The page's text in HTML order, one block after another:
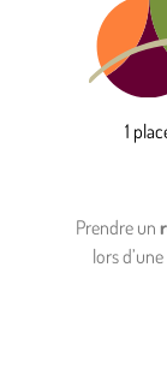
1
Prendre un
lors